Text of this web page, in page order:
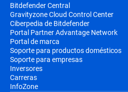
Bitdefender Central
Gravityzone Cloud Control Center
Ciberpedia de Bitdefender
Portal Partner Advantage Network
Portal de marca
Soporte para productos domésticos
Soporte para empresas
Inversores
Carreras
InfoZone